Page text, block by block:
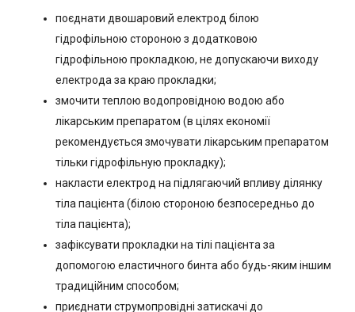
поєднати двошаровий електрод білою
гідрофільною стороною з додатковою
гідрофільною прокладкою, не допускаючи виходу
електрода за краю прокладки;
змочити теплою водопровідною водою або
лікарським препаратом (в цілях економії
рекомендується змочувати лікарським препаратом
тільки гідрофільную прокладку);
накласти електрод на підлягаючий впливу ділянку
тіла пацієнта (білою стороною безпосередньо до
тіла пацієнта);
зафіксувати прокладки на тілі пацієнта за
допомогою еластичного бинта або будь-яким іншим
традиційним способом;
приєднати струмопровідні затискачі до